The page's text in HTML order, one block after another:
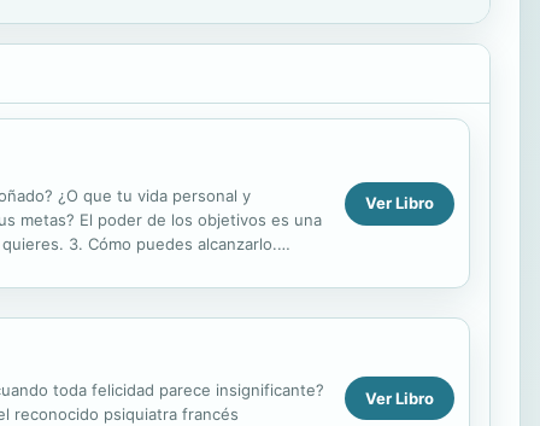
¿O que tu vida personal y
metas? El poder de los objetivos es una
3. Cómo puedes alcanzarlo.
Ver Libro
toda felicidad parece insignificante?
reconocido psiquiatra francés
Ver Libro